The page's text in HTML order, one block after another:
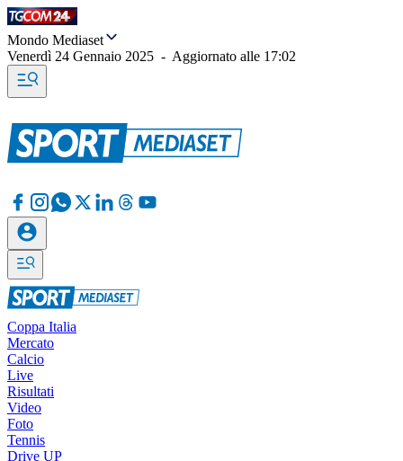
Mondo Mediaset
Venerdì 24 Gennaio 2025 - Aggiornato alle 17:02
Coppa Italia
Mercato
Calcio
Live
Risultati
Video
Foto
Tennis
Drive UP